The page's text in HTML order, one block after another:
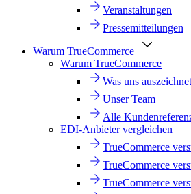
Veranstaltungen
Pressemitteilungen
Warum TrueCommerce
Warum TrueCommerce
Was uns auszeichnet
Unser Team
Alle
EDI-Anbieter vergleichen
TrueCommerce
TrueCommerce
TrueCommerce